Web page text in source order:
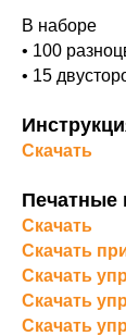
В наборе
• 100
• 15
Скачать
Печатные
Скачать
Скачать
Скачать
Скачать
Скачать